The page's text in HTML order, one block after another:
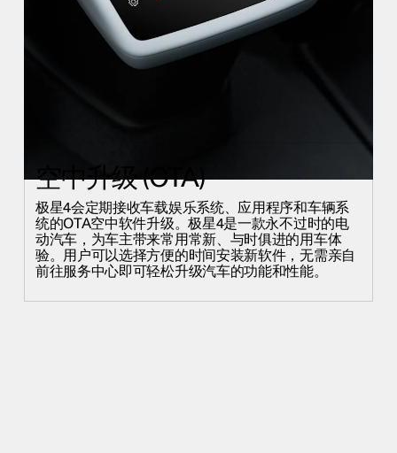
空中升级 (OTA)
极星4会定期接收车载娱乐系统、应用程序和车辆系
统的OTA空中软件升级。极星4是一款永不过时的电
动汽车，为车主带来常用常新、与时俱进的用车体
验。用户可以选择方便的时间安装新软件，无需亲自
前往服务中心即可轻松升级汽车的功能和性能。